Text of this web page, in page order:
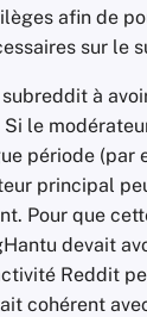
afin de
sur le
à
le
période (par
principal
Pour que
devait
Reddit
cohérent